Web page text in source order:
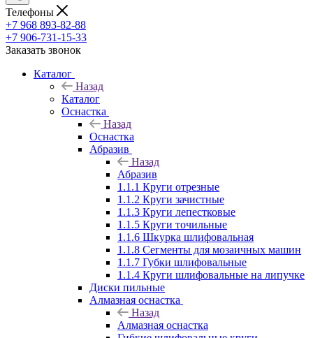
Телефоны
+7 968 893-82-88
+7 906-731-15-33
Заказать звонок
Каталог
Назад
Каталог
Оснастка
Назад
Оснастка
Абразив
Назад
Абразив
1.1.1 Круги отрезные
1.1.2 Круги зачистные
1.1.3 Круги лепестковые
1.1.5 Круги точильные
1.1.6 Шкурка шлифовальная
1.1.8 Сегменты для мозаичных машин
1.1.7 Губки шлифовальные
1.1.4 Круги шлифовальные на липучке
Диски пильные
Алмазная оснастка
Назад
Алмазная оснастка